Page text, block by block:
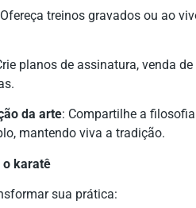
treinos gravados ou ao
planos de assinatura, venda
da arte: Compartilhe a
mantendo viva a tradição.
o karatê
sua prática: